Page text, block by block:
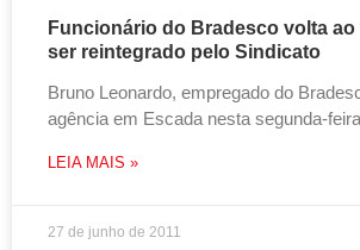
Funcionário do Bradesco volta
ser reintegrado pelo Sindicato
Bruno Leonardo, empregado do
agência em Escada nesta segunda-
LEIA MAIS »
27 de junho de 2011